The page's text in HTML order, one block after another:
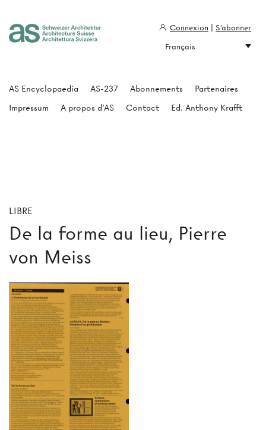
LIBRE
De la forme au lieu, Pierre
von Meiss
AS Encyclopaedia AS-237 Abonnements
Partenaires
Impressum
A propos d'AS Contact Ed. Anthony Krafft
Connexion
S'abonner
Français